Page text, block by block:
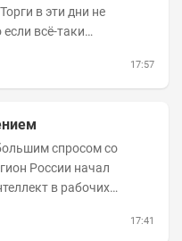
всё-таки
17:57
спросом со
России начал
в рабочих
17:41